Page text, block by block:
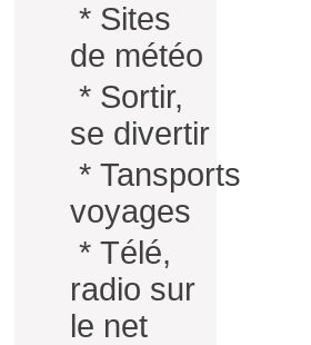
* Sites
de météo
* Sortir,
se divertir
* Tansports
voyages
* Télé,
radio sur
le net